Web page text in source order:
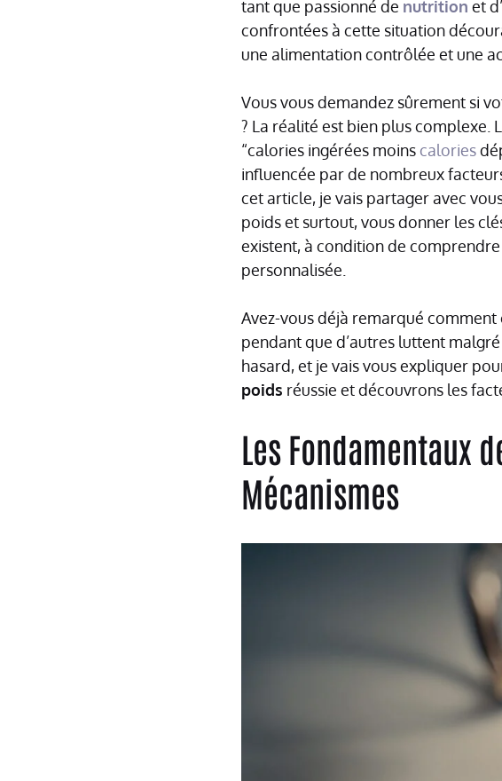
tant que passionné de nutrition et d’
confrontées à cette situation
une alimentation contrôlée et une
Vous vous demandez sûrement si
? La réalité est bien plus complexe.
“calories ingérées moins calories
influencée par de nombreux
cet article, je vais partager avec
poids et surtout, vous donner les
existent, à condition de
personnalisée.
Avez-vous déjà remarqué
pendant que d’autres luttent
hasard, et je vais vous expliquer
poids réussie et découvrons les
Les Fondamentaux
Mécanismes